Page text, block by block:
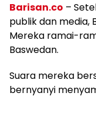
Barisan.co –
publik dan media,
Mereka ramai-
Baswedan.
Suara mereka
bernyanyi